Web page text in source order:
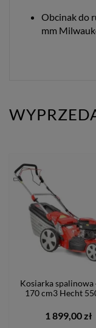
Obcinak do
mm
Kosiarka spalinowa
170 cm3 Hecht
1 899,00 zł